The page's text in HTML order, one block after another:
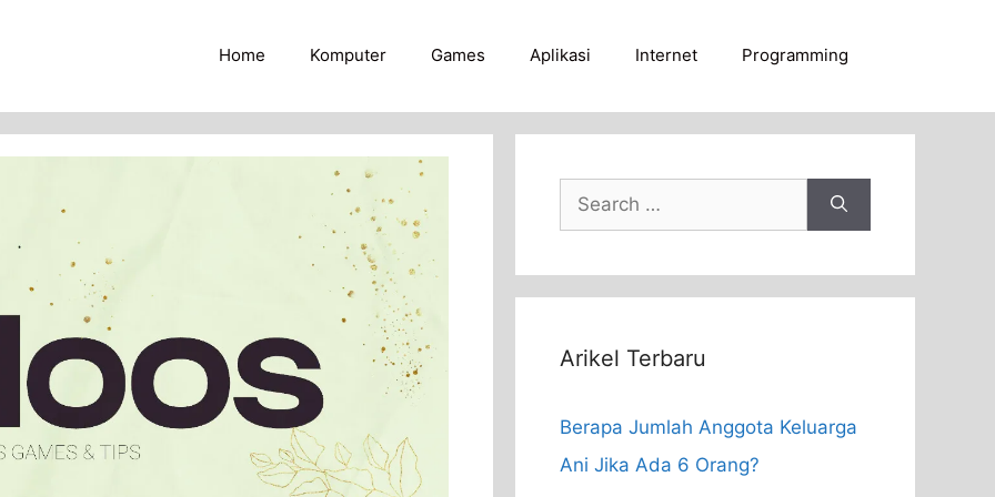
Home Komputer Games Aplikasi Internet Programming
Search
for:
Arikel Terbaru
Berapa Jumlah Anggota Keluarga
Ani Jika Ada 6 Orang?